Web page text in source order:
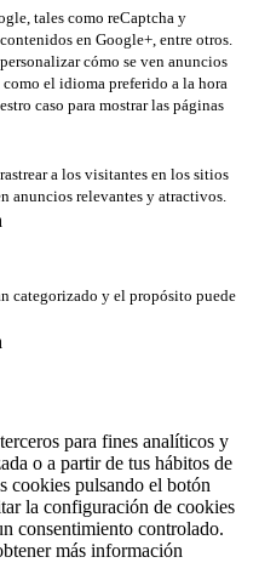
tales como reCaptcha y
en Google+, entre otros.
cómo se ven anuncios
el idioma preferido a la hora
caso para mostrar las páginas
a los visitantes en los sitios
anuncios relevantes y atractivos.
categorizado y el propósito puede
para fines analíticos y
o a partir de tus hábitos de
cookies pulsando el botón
la configuración de cookies
consentimiento controlado.
más información